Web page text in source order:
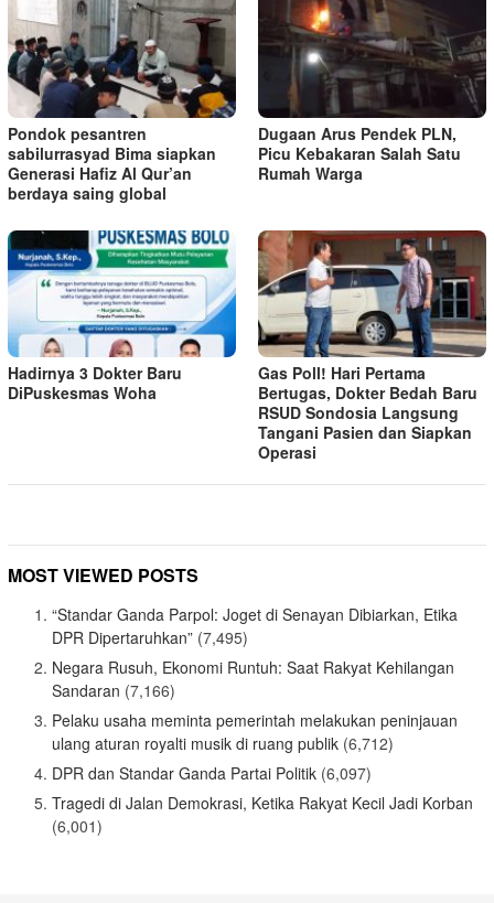
Pondok pesantren
sabilurrasyad Bima siapkan
Generasi Hafiz Al Qur’an
berdaya saing global
Dugaan Arus Pendek PLN,
Picu Kebakaran Salah Satu
Rumah Warga
Hadirnya 3 Dokter Baru
DiPuskesmas Woha
Gas Poll! Hari Pertama
Bertugas, Dokter Bedah Baru
RSUD Sondosia Langsung
Tangani Pasien dan Siapkan
Operasi
MOST VIEWED POSTS
“Standar Ganda Parpol: Joget di Senayan Dibiarkan, Etika
DPR Dipertaruhkan” (7,495)
Negara Rusuh, Ekonomi Runtuh: Saat Rakyat Kehilangan
Sandaran (7,166)
Pelaku usaha meminta pemerintah melakukan peninjauan
ulang aturan royalti musik di ruang publik (6,712)
DPR dan Standar Ganda Partai Politik (6,097)
Tragedi di Jalan Demokrasi, Ketika Rakyat Kecil Jadi Korban
(6,001)